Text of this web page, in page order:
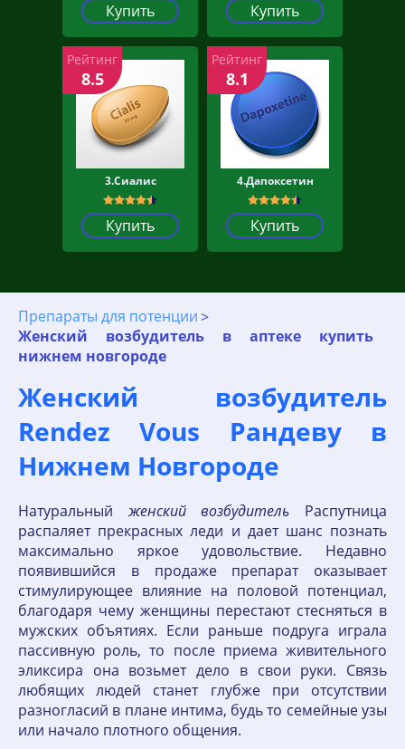
Купить Купить
3.Сиалис
Купить
Рейтинг
8.5
4.Дапоксетин
Купить
Рейтинг
8.1
Препараты для потенции
Женский возбудитель в аптеке купить
нижнем новгороде
Женский возбудитель
Rendez Vous Рандеву в
Нижнем Новгороде
Натуральныйженский возбудитель Распутница
распаляет прекрасных леди и дает шанс познать
максимально яркое удовольствие. Недавно
появившийся в продаже препарат оказывает
стимулирующее влияние на половой потенциал,
благодаря чему женщины перестают стесняться в
мужских объятиях. Если раньше подруга играла
пассивную роль, то после приема живительного
эликсира она возьмет дело в свои руки. Связь
любящих людей станет глубже при отсутствии
разногласий в плане интима, будь то семейные узы
или начало плотного общения.